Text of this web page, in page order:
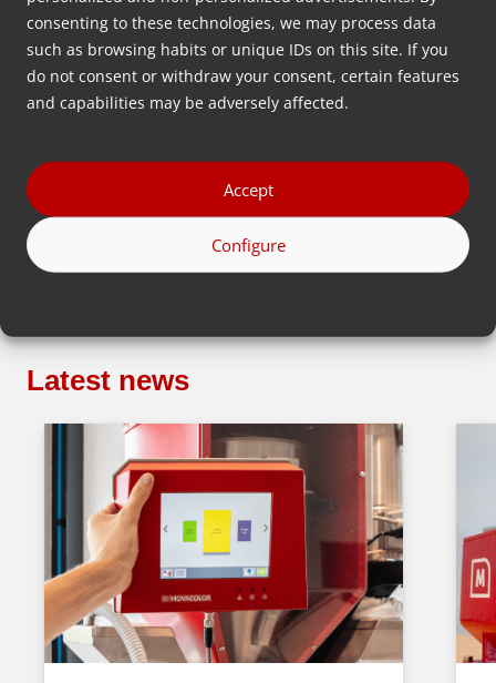
consenting to these technologies, we may process data
such as browsing habits or unique IDs on this site. If you
do not consent or withdraw your consent, certain features
and capabilities may be adversely affected.
Accept
Configure
下载手册
回去
Latest news